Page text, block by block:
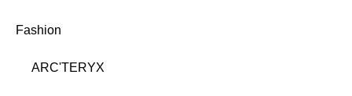
Fashion
ARC'TERYX